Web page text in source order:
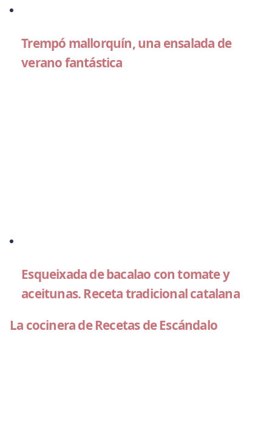
Trempó mallorquín, una ensalada de
verano fantástica
Esqueixada de bacalao con tomate y
aceitunas. Receta tradicional catalana
La cocinera de Recetas de Escándalo